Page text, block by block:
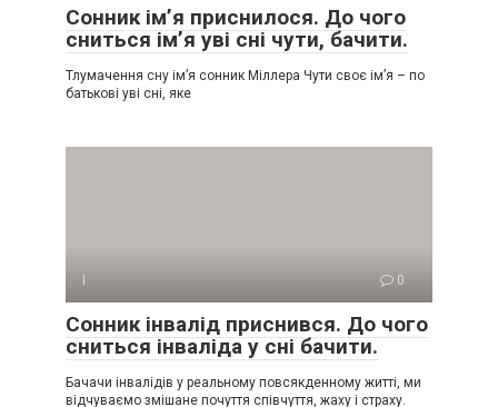
Сонник ім’я приснилося. До чого
сниться ім’я уві сні чути, бачити.
Тлумачення сну ім’я сонник Міллера Чути своє ім’я – по
батькові уві сні, яке
І 0
Сонник інвалід приснився. До чого
сниться інваліда у сні бачити.
Бачачи інвалідів у реальному повсякденному житті, ми
відчуваємо змішане почуття співчуття, жаху і страху.